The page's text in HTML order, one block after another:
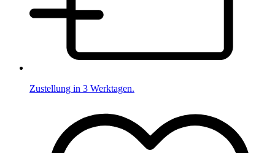
Zustellung in 3 Werktagen.